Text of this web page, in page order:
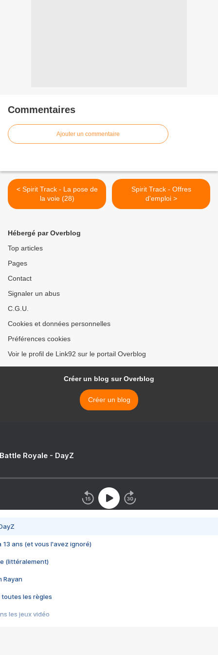
Commentaires
Ajouter un commentaire
< Spirit Track - La pose de
la voie (28)
Spirit Track - Offres
d'emploi >
Hébergé par Overblog
Top articles
Pages
Contact
Signaler un abus
C.G.U.
Cookies et données personnelles
Préférences cookies
Voir le profil de Link92 sur le portail Overblog
Créer un blog sur Overblog
Créer un blog
Royale - DayZ
13 ans (et vous l'avez ignoré)
(littéralement)
Rayan
toutes les règles
les jeux vidéo